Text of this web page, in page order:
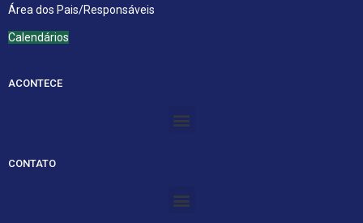
Área dos Pais/Responsáveis
Calendários
ACONTECE
Menu
CONTATO
Menu